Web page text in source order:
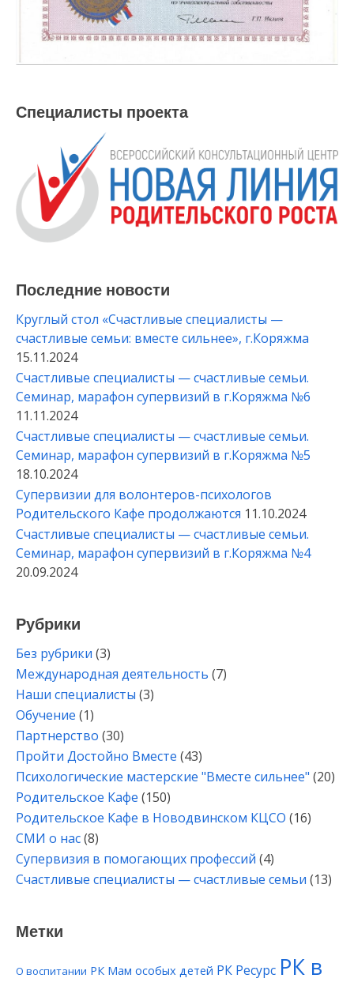
Специалисты проекта
Последние новости
Круглый стол «Счастливые специалисты —
счастливые семьи: вместе сильнее», г.Коряжма
15.11.2024
Счастливые специалисты — счастливые семьи.
Семинар, марафон супервизий в г.Коряжма №6
11.11.2024
Счастливые специалисты — счастливые семьи.
Семинар, марафон супервизий в г.Коряжма №5
18.10.2024
Супервизии для волонтеров-психологов
Родительского Кафе продолжаются 11.10.2024
Счастливые специалисты — счастливые семьи.
Семинар, марафон супервизий в г.Коряжма №4
20.09.2024
Рубрики
Без рубрики (3)
Международная деятельность (7)
Наши специалисты (3)
Обучение (1)
Партнерство (30)
Пройти Достойно Вместе (43)
Психологические мастерские "Вместе сильнее" (20)
Родительское Кафе (150)
Родительское Кафе в Новодвинском КЦСО (16)
СМИ о нас(8)
Супервизия в помогающих профессий (4)
Счастливые специалисты — счастливые семьи (13)
Метки
О воспитании РК Мам особых детей РК Ресурс РК в